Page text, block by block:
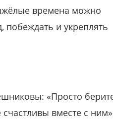
времена можно
побеждать и укреплять
«Просто
счастливы вместе с ним»